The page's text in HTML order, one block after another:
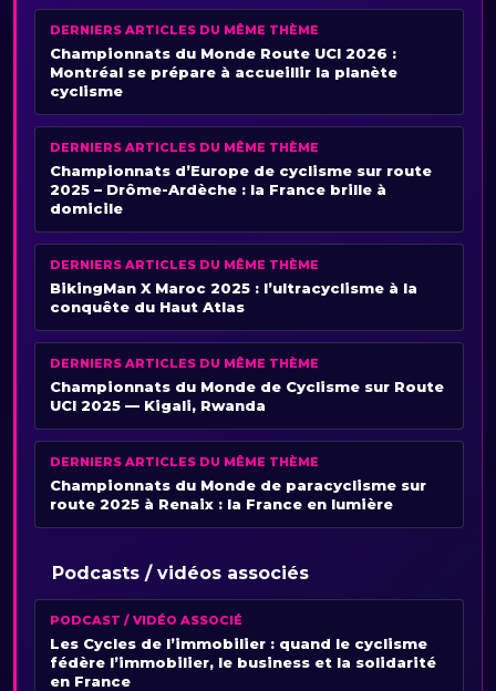
DERNIERS ARTICLES DU MÊME THÈME
Championnats du Monde Route UCI 2026 :
Montréal se prépare à accueillir la planète
cyclisme
DERNIERS ARTICLES DU MÊME THÈME
Championnats d’Europe de cyclisme sur route
2025 – Drôme-Ardèche : la France brille à
domicile
DERNIERS ARTICLES DU MÊME THÈME
BikingMan X Maroc 2025 : l’ultracyclisme à la
conquête du Haut Atlas
DERNIERS ARTICLES DU MÊME THÈME
Championnats du Monde de Cyclisme sur Route
UCI 2025 — Kigali, Rwanda
DERNIERS ARTICLES DU MÊME THÈME
Championnats du Monde de paracyclisme sur
route 2025 à Renaix : la France en lumière
Podcasts / vidéos associés
PODCAST / VIDÉO ASSOCIÉ
Les Cycles de l’immobilier : quand le cyclisme
fédère l’immobilier, le business et la solidarité
en France